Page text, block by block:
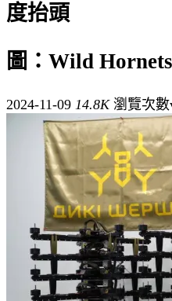
度抬頭
圖：Wild
2024-11-09 14.8K瀏覽次數